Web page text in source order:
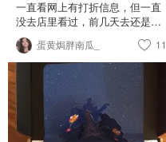
lululemon的legging让我失望了呢
😂。 图五图六都是超美的裙子，
v领于我稍微有点低，可能要穿个
抹胸，但不穿也是可以的。衬衣
裙本来买来想当睡衣，不过面料
这么好，当睡衣就浪费了，所以
收编了。 图七裤子穿着就很舒
服，宽松休闲风。 最近收到了
Simons的邮件，它突然把我攒下
一直看网上有打折信息，但一直
没去店里看过，前几天去还是这
么久以来第一次去simons逛家居
用品。店里家居区域其实不大，
但令人意外的种类很多，网上有
的每个类别店里都有，只是因为
空间有限，很多类只有一两种款
式摆出来，看好哪个就可以和店
员预订，会免费寄到家里。
What I got: 1⃣️一个可以重复使用
蛋黄焗胖南瓜_ 11